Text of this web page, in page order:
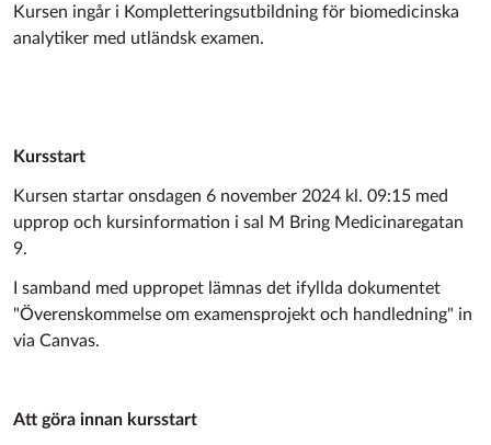
Kursen ingår i Kompletteringsutbildning för biomedicinska
analytiker med utländsk examen.
Kursstart
Kursen startar onsdagen 6 november 2024 kl. 09:15 med
upprop och kursinformation i sal M Bring Medicinaregatan
9.
I samband med uppropet lämnas det ifyllda dokumentet
"Överenskommelse om examensprojekt och handledning" in
via Canvas.
Att göra innan kursstart